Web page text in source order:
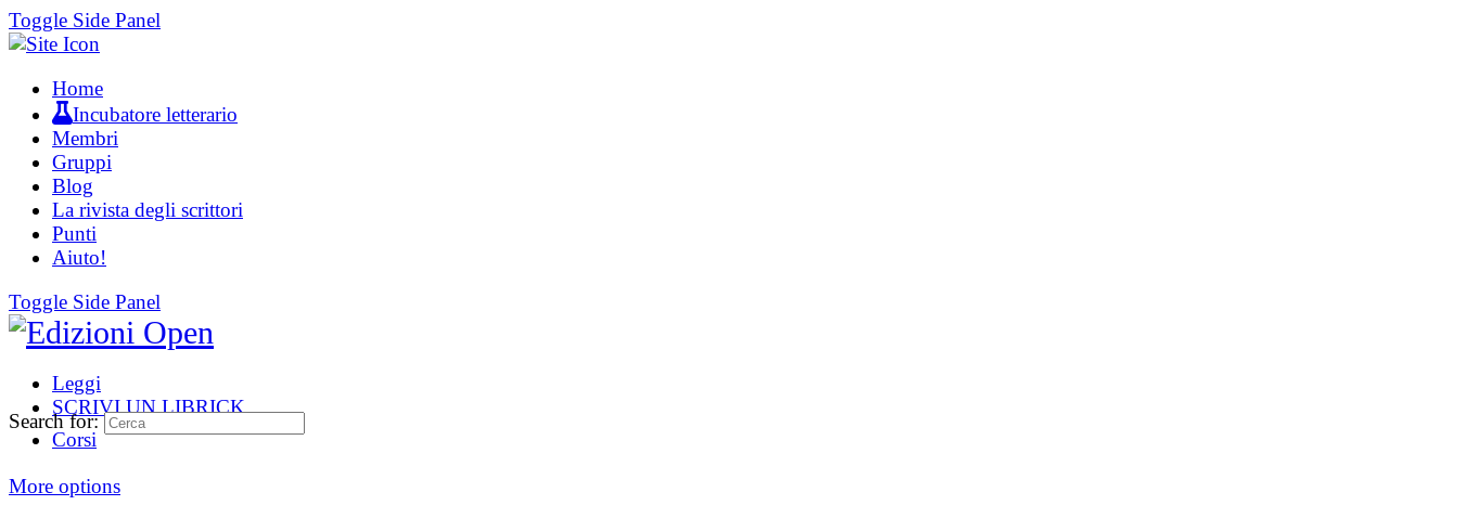
Toggle Side Panel
Home
Incubatore letterario
Membri
Gruppi
Blog
La rivista degli scrittori
Punti
Aiuto!
Toggle Side Panel
Leggi
SCRIVI UN LIBRICK
Corsi
More options
Search for: